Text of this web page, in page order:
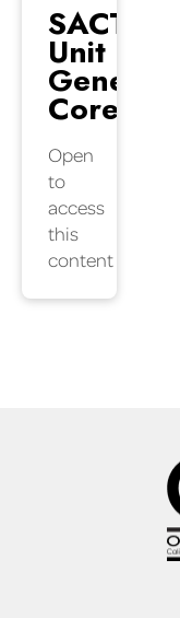
SACT-O
Unit 1:
General
Core
Open
to
access
this
content